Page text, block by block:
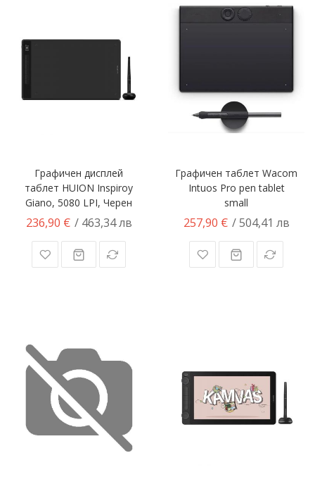
Графичен дисплей
таблет HUION Inspiroy
Giano, 5080 LPI, Черен
236,90 € / 463,34 лв
Графичен таблет Wacom
Intuos Pro pen tablet
small
257,90 € / 504,41 лв